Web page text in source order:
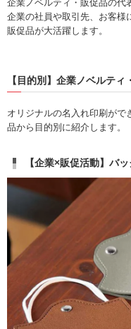
企業ノベルティ・販促品の代
企業の社員や取引先、お客様
販促品が大活躍します。
【目的別】企業ノベルテ
オリジナルの名入れ印刷がで
品から目的別に紹介します。
【企業×販促活動】バ